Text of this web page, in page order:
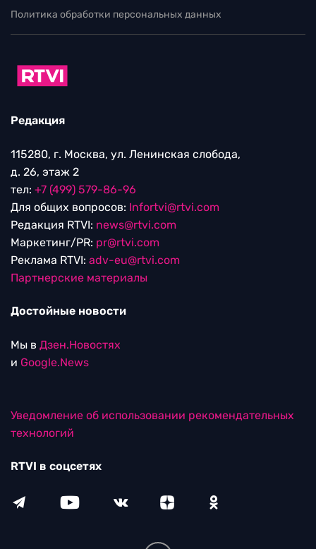
Политика обработки персональных данных
Редакция
115280, г. Москва, ул. Ленинская слобода,
д. 26, этаж 2
тел: +7 (499) 579-86-96
Для общих вопросов: Infortvi@rtvi.com
Редакция RTVI: news@rtvi.com
Маркетинг/PR: pr@rtvi.com
Реклама RTVI: adv-eu@rtvi.com
Партнерские материалы
Достойные новости
Мы в Дзен.Новостях
и Google.News
Уведомление об использовании рекомендательных
технологий
RTVI в соцсетях